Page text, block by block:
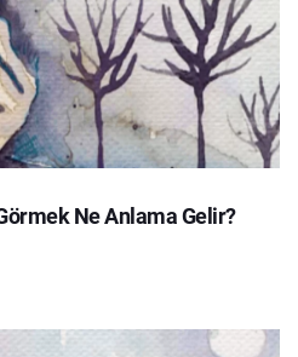
Ne Anlama Gelir?